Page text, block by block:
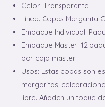
Color: Transparente
Línea: Copas Margarita
Empaque Individual:
Empaque Master: 12
por caja master.
Usos: Estas copas son
margaritas,
libre. Añaden un toque